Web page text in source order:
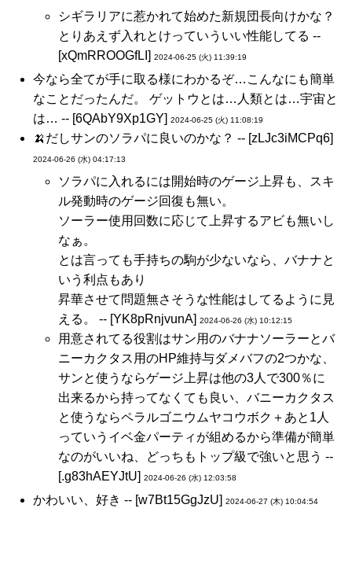
シギラリアに惹かれて始めた新規団長向けかな？
とりあえず入れとけっていういい性能してる --
[xQmRROOGfLI] 2024-06-25 (火) 11:39:19
今なら全てが手に取る様にわかるぞ…こんなにも簡単
なことだったんだ。 ゲットウとは…人類とは…宇宙と
は… -- [6QAbY9Xp1GY] 2024-06-25 (火) 11:08:19
🍌だしサンのソラパに良いのかな？ -- [zLJc3iMCPq6]
2024-06-26 (水) 04:17:13
ソラパに入れるには開始時のゲージ上昇も、スキ
ル発動時のゲージ回復も無い。
ソーラー使用回数に応じて上昇するアビも無いし
なぁ。
とは言っても手持ちの駒が少ないなら、バナナと
いう利点もあり
昇華させて問題無さそうな性能はしてるように見
える。 -- [YK8pRnjvunA] 2024-06-26 (水) 10:12:15
用意されてる役割はサン用のバナナソーラーとバ
ニーカクタス用のHP維持与ダメバフの2つかな、
サンと使うならゲージ上昇は他の3人で300％に
出来るから持ってなくても良い、バニーカクタス
と使うならペラルゴニウムヤコウボク＋あと1人
っていうイベ金パーティが組めるから準備が簡単
なのがいいね、どっちもトップ級で強いと思う --
[.g83hAEYJtU] 2024-06-26 (水) 12:03:58
かわいい、好き -- [w7Bt15GgJzU] 2024-06-27 (木) 10:04:54